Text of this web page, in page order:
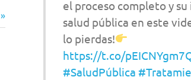
el proceso completo y
salud pública en este
lo pierdas!
https://t.co/
#SaludPública